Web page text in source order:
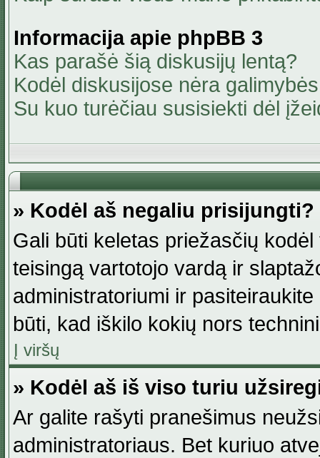
Informacija apie phpBB 3
Kas parašė šią diskusijų lentą?
Kodėl diskusijose nėra
Su kuo turėčiau susisiekti dėl
» Kodėl aš negaliu prisijungti?
Gali būti keletas priežasčių
teisingą vartotojo vardą ir
administratoriumi ir
būti, kad iškilo kokių nors
Į viršų
» Kodėl aš iš viso turiu
Ar galite rašyti pranešimus
administratoriaus. Bet kuriuo